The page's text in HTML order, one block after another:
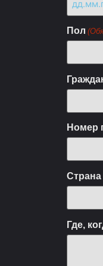
Пол
Номер
Страна
Где,